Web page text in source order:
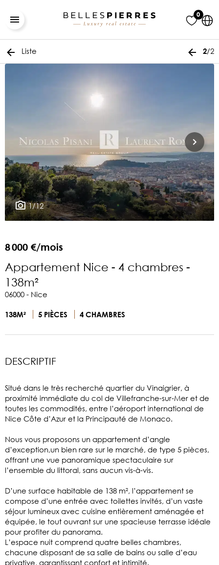
0
Liste 2/2
1/12
8 000 €/mois
Appartement Nice - 4 chambres -
138m²
06000 - Nice
138M² 5 PIÈCES 4 CHAMBRES
DESCRIPTIF
Situé dans le très recherché quartier du Vinaigrier, à
proximité immédiate du col de Villefranche-sur-Mer et de
toutes les commodités, entre l’aéroport international de
Nice Côte d’Azur et la Principauté de Monaco.
Nous vous proposons un appartement d’angle
d’exception,un bien rare sur le marché, de type 5 pièces,
offrant une vue panoramique spectaculaire sur
l’ensemble du littoral, sans aucun vis-à-vis.
D’une surface habitable de 138 m², l’appartement se
compose d’une entrée avec toilettes invités, d’un vaste
séjour lumineux avec cuisine entièrement aménagée et
équipée, le tout ouvrant sur une spacieuse terrasse idéale
pour profiter du panorama.
L’espace nuit comprend quatre belles chambres,
chacune disposant de sa salle de bains ou salle d’eau
privative, garantissant confort et intimité.